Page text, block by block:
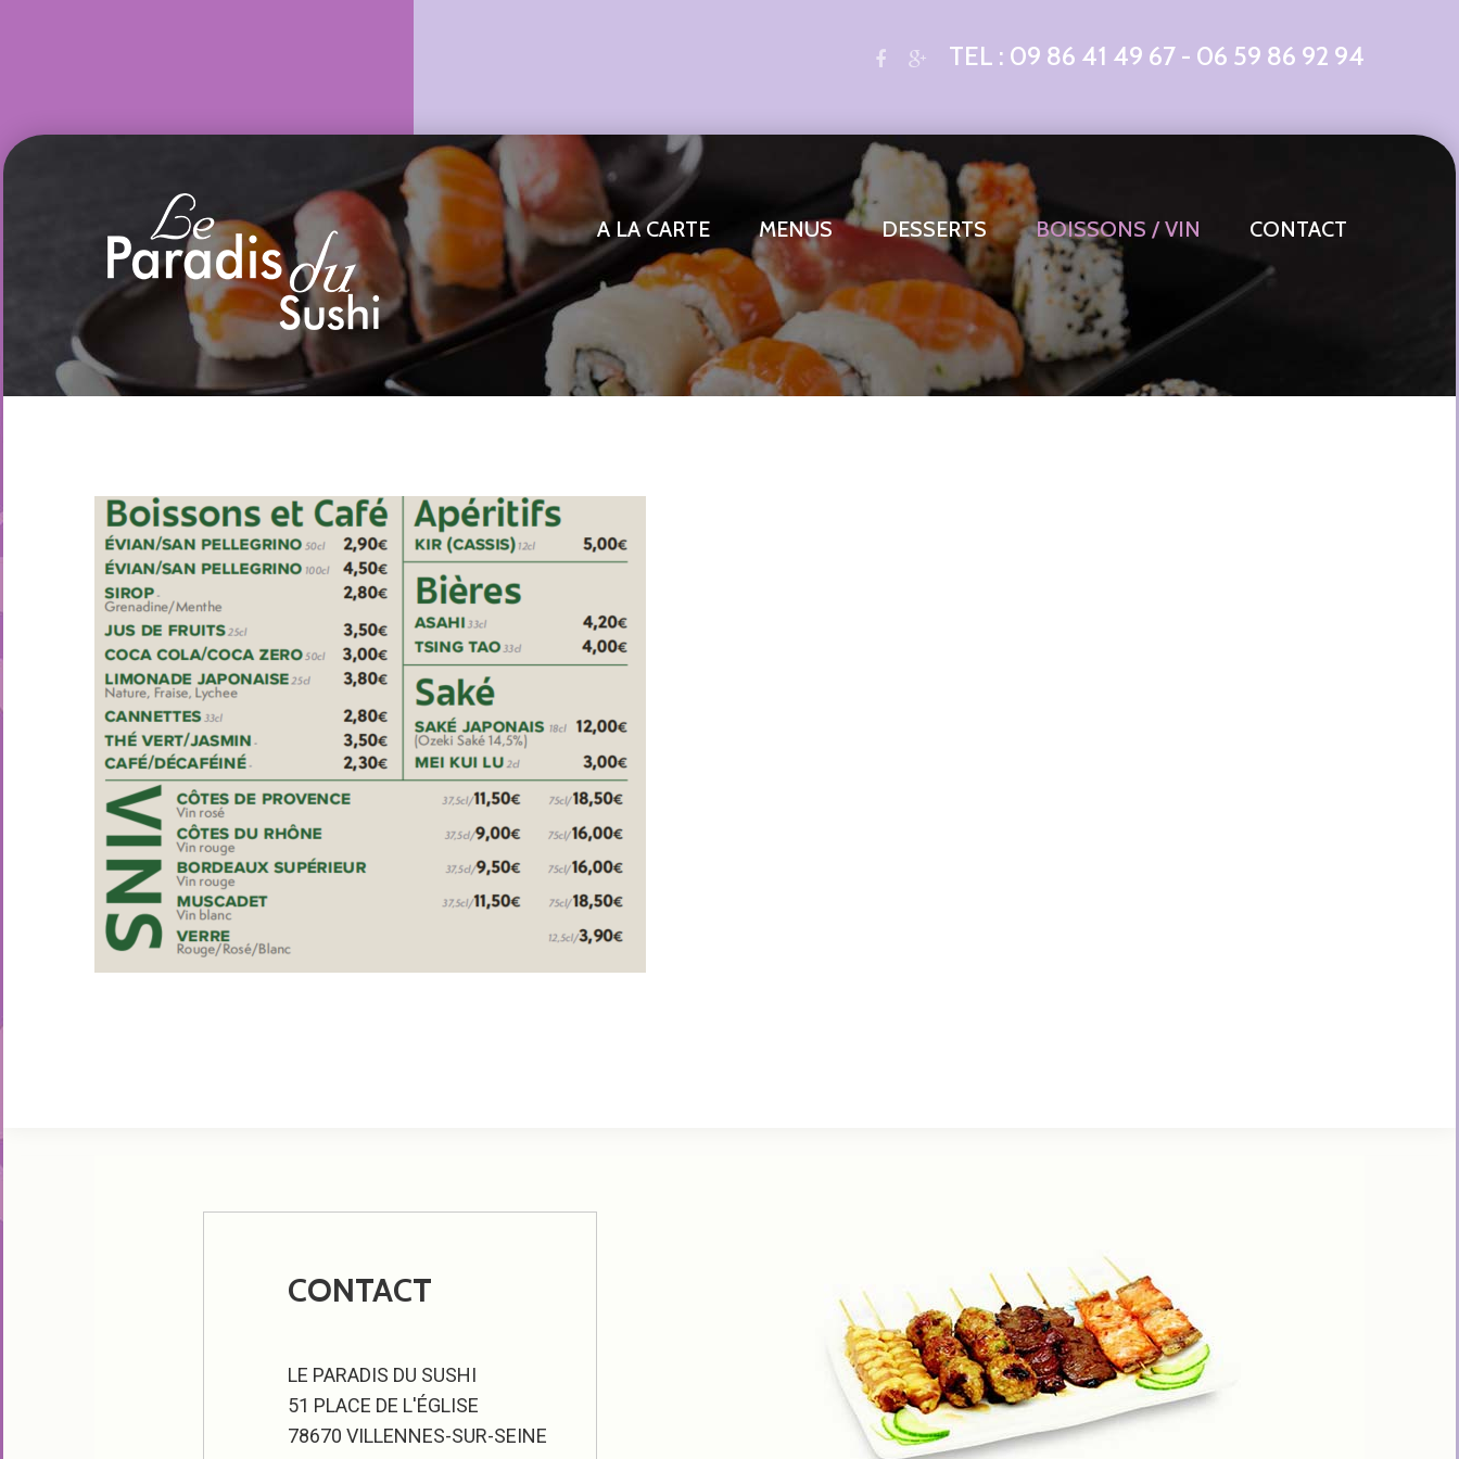
TEL : 09 86 41 49 67 - 06 59 86 92 94
A LA CARTE MENUS DESSERTS BOISSONS / VIN CONTACT
CONTACT
LE PARADIS DU SUSHI
51 PLACE DE L'ÉGLISE
78670 VILLENNES-SUR-SEINE